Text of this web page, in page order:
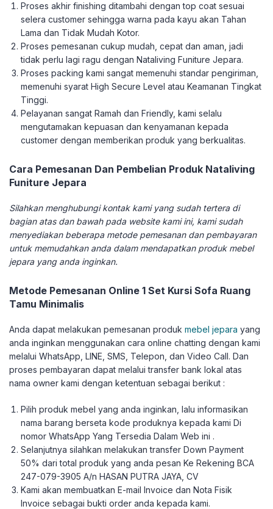
Proses akhir finishing ditambahi dengan top coat sesuai
selera customer sehingga warna pada kayu akan Tahan
Lama dan Tidak Mudah Kotor.
Proses pemesanan cukup mudah, cepat dan aman, jadi
tidak perlu lagi ragu dengan Nataliving Funiture Jepara.
Proses packing kami sangat memenuhi standar pengiriman,
memenuhi syarat High Secure Level atau Keamanan Tingkat
Tinggi.
Pelayanan sangat Ramah dan Friendly, kami selalu
mengutamakan kepuasan dan kenyamanan kepada
customer dengan memberikan produk yang berkualitas.
Cara Pemesanan Dan Pembelian Produk Nataliving
Funiture Jepara
Silahkan menghubungi kontak kami yang sudah tertera di
bagian atas dan bawah pada website kami ini, kami sudah
menyediakan beberapa metode pemesanan dan pembayaran
untuk memudahkan anda dalam mendapatkan produk mebel
jepara yang anda inginkan.
Metode Pemesanan Online 1 Set Kursi Sofa Ruang
Tamu Minimalis
Anda dapat melakukan pemesanan produk mebel jepara yang
anda inginkan menggunakan cara online chatting dengan kami
melalui WhatsApp, LINE, SMS, Telepon, dan Video Call. Dan
proses pembayaran dapat melalui transfer bank lokal atas
nama owner kami dengan ketentuan sebagai berikut :
Pilih produk mebel yang anda inginkan, lalu informasikan
nama barang berseta kode produknya kepada kami Di
nomor WhatsApp Yang Tersedia Dalam Web ini .
Selanjutnya silahkan melakukan transfer Down Payment
50% dari total produk yang anda pesan Ke Rekening BCA
247-079-3905 A/n HASAN PUTRA JAYA, CV
Kami akan membuatkan E-mail Invoice dan Nota Fisik
Invoice sebagai bukti order anda kepada kami.